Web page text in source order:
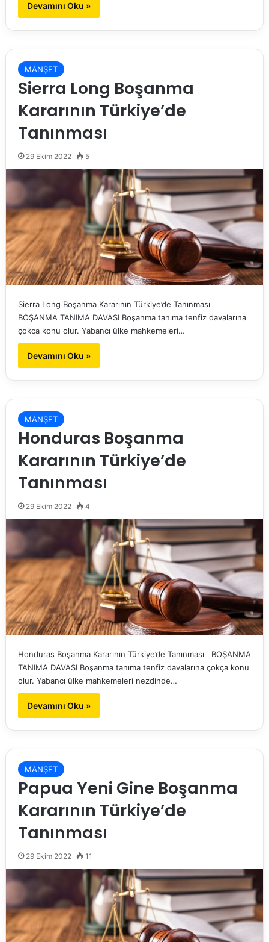
Devamını Oku »
MANŞET
Sierra Long Boşanma
Kararının Türkiye’de
Tanınması
29 Ekim 2022 5
Sierra Long Boşanma Kararının Türkiye’de Tanınması
BOŞANMA TANIMA DAVASI Boşanma tanıma tenfiz davalarına
çokça konu olur. Yabancı ülke mahkemeleri…
Devamını Oku »
MANŞET
Honduras Boşanma
Kararının Türkiye’de
Tanınması
29 Ekim 2022 4
Honduras Boşanma Kararının Türkiye’de Tanınması BOŞANMA
TANIMA DAVASI Boşanma tanıma tenfiz davalarına çokça konu
olur. Yabancı ülke mahkemeleri nezdinde…
Devamını Oku »
MANŞET
Papua Yeni Gine Boşanma
Kararının Türkiye’de
Tanınması
29 Ekim 2022 11